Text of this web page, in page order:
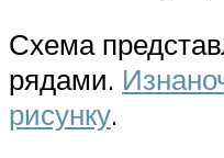
Схема
рядами.
рисунку.